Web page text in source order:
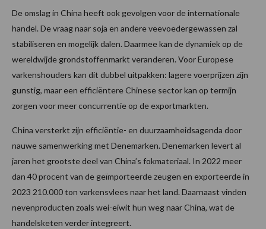
De omslag in China heeft ook gevolgen voor de internationale
handel. De vraag naar soja en andere veevoedergewassen zal
stabiliseren en mogelijk dalen. Daarmee kan de dynamiek op de
wereldwijde grondstoffenmarkt veranderen. Voor Europese
varkenshouders kan dit dubbel uitpakken: lagere voerprijzen zijn
gunstig, maar een efficiëntere Chinese sector kan op termijn
zorgen voor meer concurrentie op de exportmarkten.
China versterkt zijn efficiëntie- en duurzaamheidsagenda door
nauwe samenwerking met Denemarken. Denemarken levert al
jaren het grootste deel van China’s fokmateriaal. In 2022 meer
dan 40 procent van de geïmporteerde zeugen en exporteerde in
2023 210.000 ton varkensvlees naar het land. Daarnaast vinden
nevenproducten zoals wei-eiwit hun weg naar China, wat de
handelsketen verder integreert.